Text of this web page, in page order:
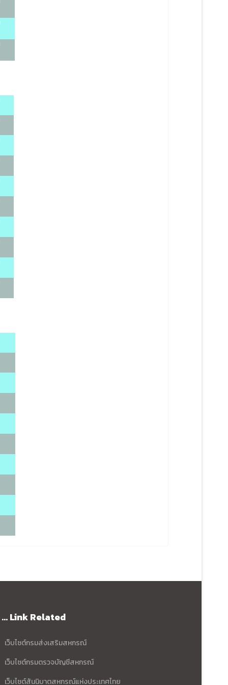
... Link Related
เว็บไซต์กรมส่งเสริมสหกรณ์
เว็บไซต์กรมตรวจบัญชีสหกรณ์
เว็บไซต์สันนิบาตสหกรณ์แห่งประเทศไทย